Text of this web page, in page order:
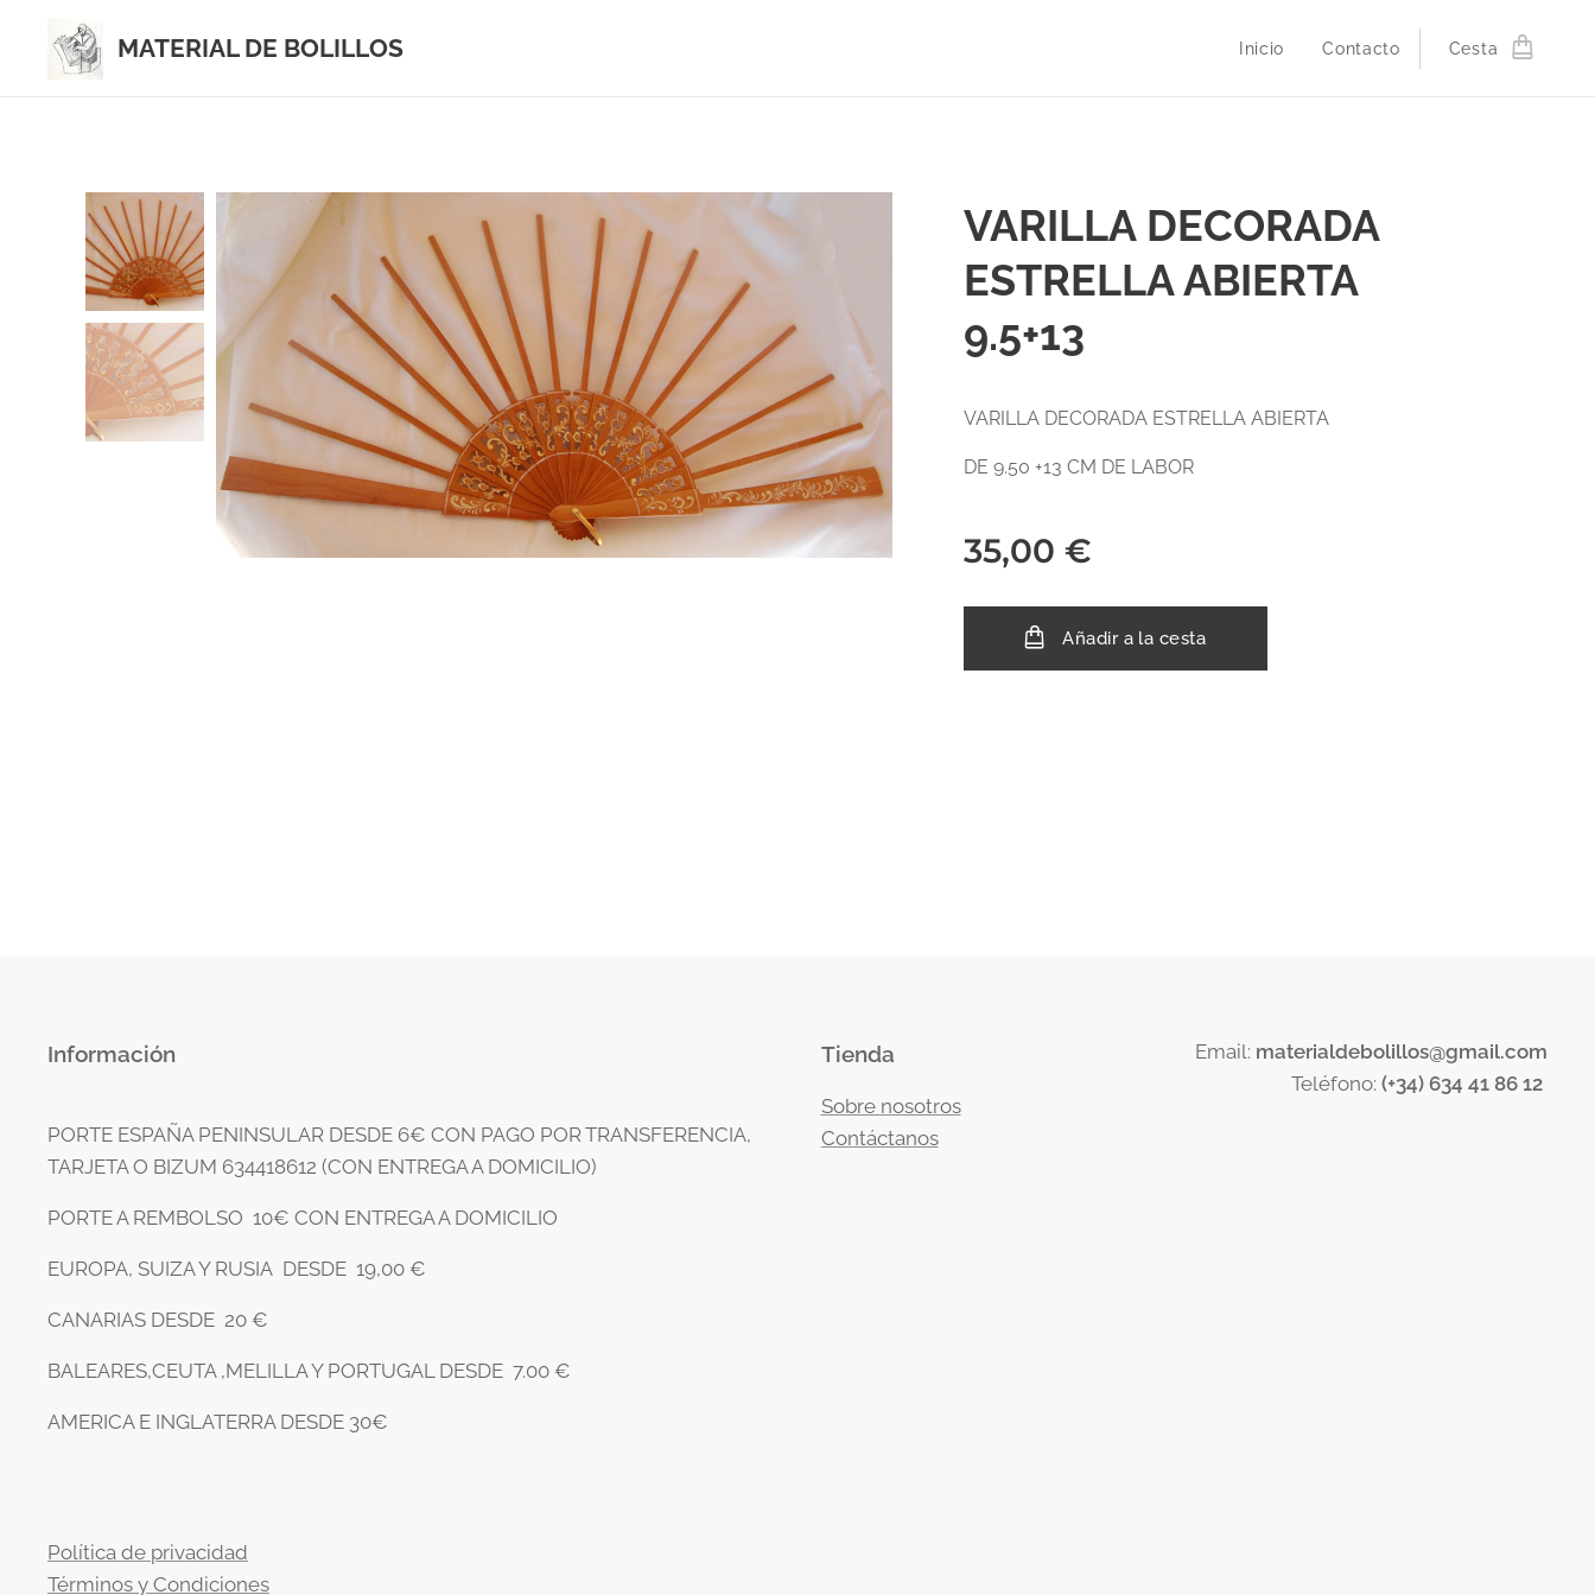
MATERIAL DE BOLILLOS Inicio Contacto Cesta
VARILLA DECORADA
ESTRELLA ABIERTA
9.5+13
VARILLA DECORADA ESTRELLA ABIERTA
DE 9.50 +13 CM DE LABOR
35,00 €
Añadir a la cesta
Información
PORTE ESPAÑA PENINSULAR DESDE 6€ CON PAGO POR TRANSFERENCIA,
TARJETA O BIZUM 634418612 (CON ENTREGA A DOMICILIO)
PORTE A REMBOLSO 10€ CON ENTREGA A DOMICILIO
EUROPA, SUIZA Y RUSIA DESDE 19,00 €
CANARIAS DESDE 20 €
BALEARES,CEUTA ,MELILLA Y PORTUGAL DESDE 7.00 €
AMERICA E INGLATERRA DESDE 30€
Política de privacidad
Términos y Condiciones
Tienda
Sobre nosotros
Contáctanos
Email: materialdebolillos@gmail.com
Teléfono: (+34) 634 41 86 12